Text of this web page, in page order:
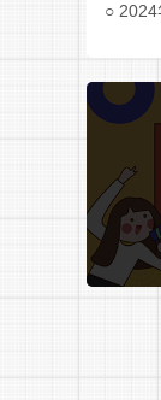
2024